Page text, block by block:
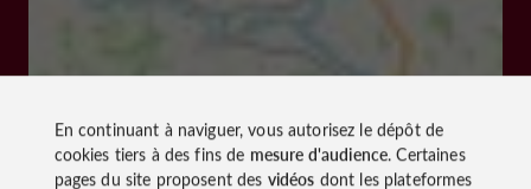
En continuant à naviguer, vous autorisez le dépôt de
cookies tiers à des fins de mesure d'audience. Certaines
pages du site proposent des vidéos dont les plateformes